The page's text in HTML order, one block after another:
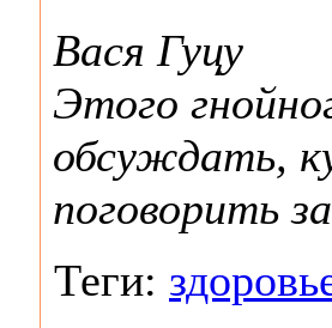
Вася Гуцу
Этого
обсуждать,
поговорить
Теги: